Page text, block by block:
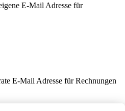
E-Mail Adresse für
E-Mail Adresse für Rechnungen